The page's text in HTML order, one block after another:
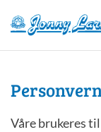
Våre brukeres